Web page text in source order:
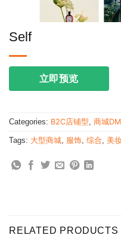
Self
立即预览
Categories: B2C店铺型, 商城
Tags: 大型商城, 服饰, 综合, 美
RELATED PRODUCTS